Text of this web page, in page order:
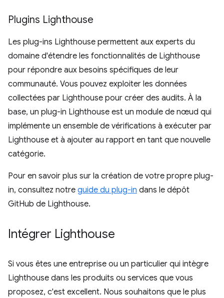
Plugins Lighthouse
Les plug-ins Lighthouse permettent aux experts du
domaine d'étendre les fonctionnalités de Lighthouse
pour répondre aux besoins spécifiques de leur
communauté. Vous pouvez exploiter les données
collectées par Lighthouse pour créer des audits. À la
base, un plug-in Lighthouse est un module de nœud qui
implémente un ensemble de vérifications à exécuter par
Lighthouse et à ajouter au rapport en tant que nouvelle
catégorie.
Pour en savoir plus sur la création de votre propre plug-
in, consultez notre guide du plug-in dans le dépôt
GitHub de Lighthouse.
Intégrer Lighthouse
Si vous êtes une entreprise ou un particulier qui intègre
Lighthouse dans les produits ou services que vous
proposez, c'est excellent. Nous souhaitons que le plus